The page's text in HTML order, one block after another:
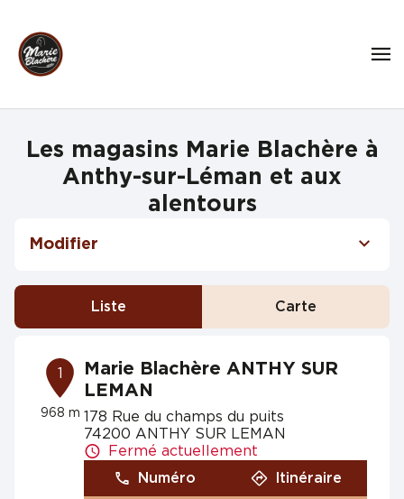
Les magasins Marie Blachère à
Anthy-sur-Léman et aux
alentours
Modifier
Liste Carte
1
968 m
Marie Blachère ANTHY SUR
LEMAN
178 Rue du champs du puits
74200 ANTHY SUR LEMAN
Fermé actuellement
Numéro
Itinéraire